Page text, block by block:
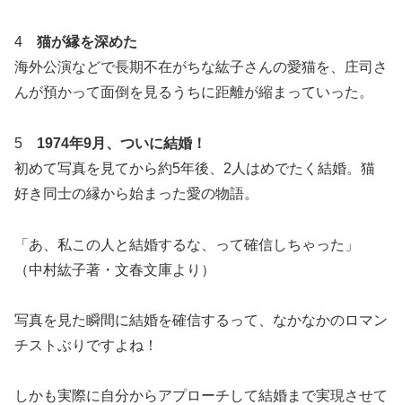
4 猫が縁を深めた
海外公演などで長期不在がちな紘子さんの愛猫を、庄司さ
んが預かって面倒を見るうちに距離が縮まっていった。
5 1974年9月、ついに結婚！
初めて写真を見てから約5年後、2人はめでたく結婚。猫
好き同士の縁から始まった愛の物語。
「あ、私この人と結婚するな、って確信しちゃった」
（中村紘子著・文春文庫より）
写真を見た瞬間に結婚を確信するって、なかなかのロマン
チストぶりですよね！
しかも実際に自分からアプローチして結婚まで実現させて